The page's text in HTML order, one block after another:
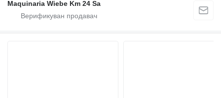
Maquinaria Wiebe Km 24 Sa